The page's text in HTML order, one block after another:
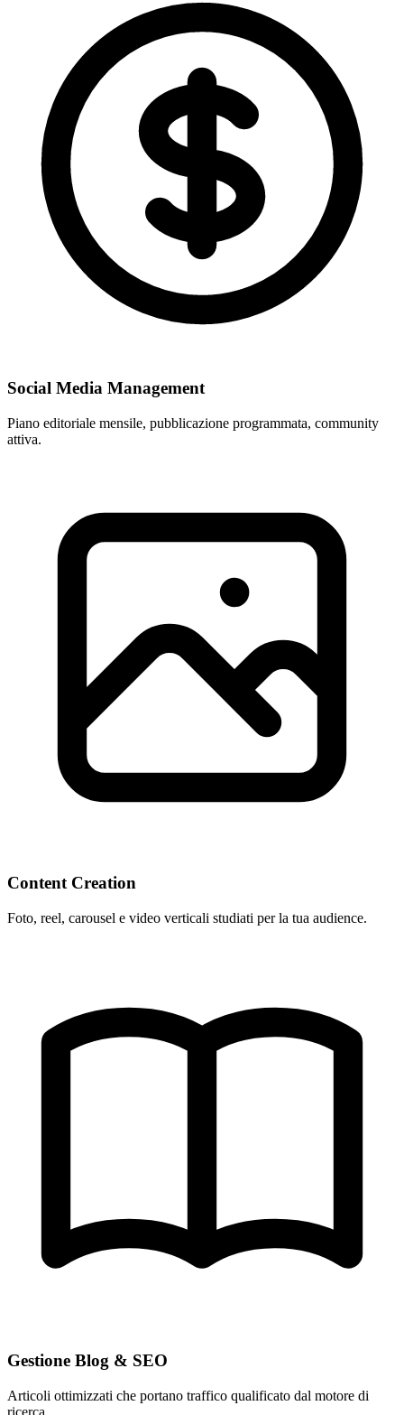
Social Media Management
Piano editoriale mensile, pubblicazione programmata, community
attiva.
Content Creation
Foto, reel, carousel e video verticali studiati per la tua audience.
Gestione Blog & SEO
Articoli ottimizzati che portano traffico qualificato dal motore di
ricerca.